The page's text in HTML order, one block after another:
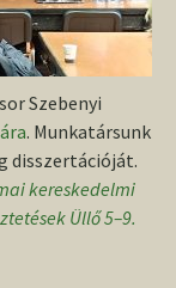
Szebenyi
. Munkatársunk
disszertációját.
kereskedelmi
Üllő 5–9.